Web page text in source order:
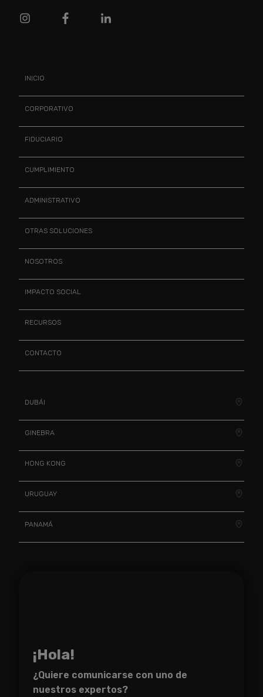
INICIO
CORPORATIVO
FIDUCIARIO
CUMPLIMIENTO
ADMINISTRATIVO
OTRAS SOLUCIONES
NOSOTROS
IMPACTO SOCIAL
RECURSOS
CONTACTO
DUBÁI
GINEBRA
HONG KONG
URUGUAY
PANAMÁ
¡Hola!
¿Quiere comunicarse con uno de
nuestros expertos?